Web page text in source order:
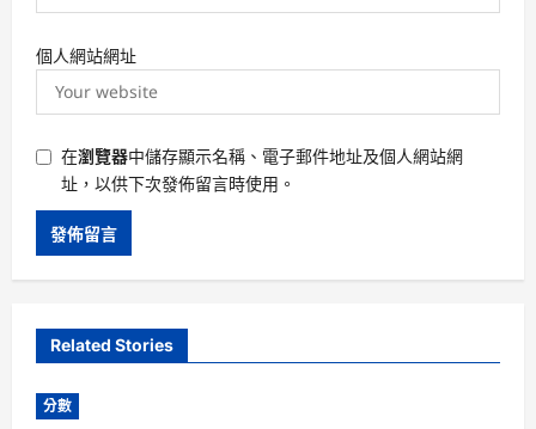
個人網站網址
在瀏覽器中儲存顯示名稱、電子郵件地址及個人網站網
址，以供下次發佈留言時使用。
Related Stories
分數